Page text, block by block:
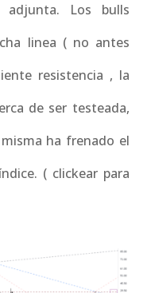
Los bulls
linea ( no antes
resistencia , la
de ser testeada,
ha frenado el
( clickear para